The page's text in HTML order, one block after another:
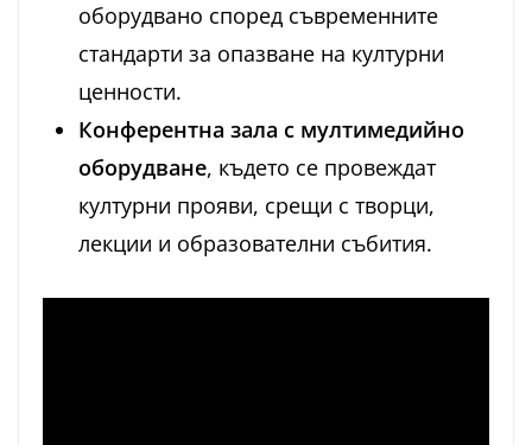
оборудвано според съвременните
стандарти за опазване на културни
ценности.
Конферентна зала с мултимедийно
оборудване, където се провеждат
културни прояви, срещи с творци,
лекции и образователни събития.